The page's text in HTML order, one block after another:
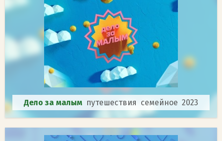
Дело за малым путешествия семейное 2023